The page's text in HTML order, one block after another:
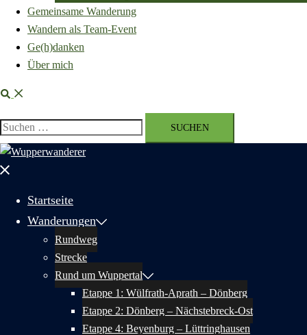
Gemeinsame Wanderung
Wandern als Team-Event
Ge(h)danken
Über mich
Suche
Suchen
nach:
Menü
Startseite
Wanderungen
Rundweg
Strecke
Rund um Wuppertal
Etappe 1: Wülfrath-Aprath – Dönberg
Etappe 2: Dönberg – Nächstebreck-Ost
Etappe 4: Beyenburg – Lüttringhausen